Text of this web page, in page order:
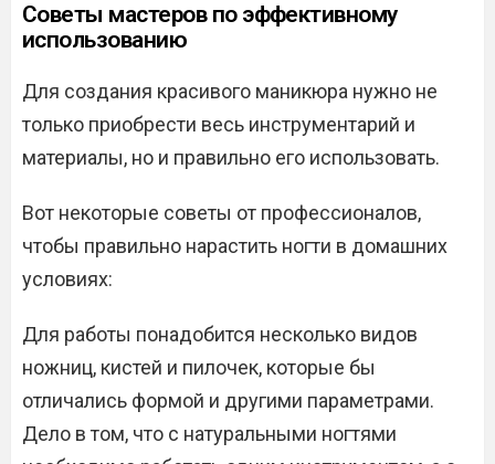
Советы мастеров по эффективному
использованию
Для создания красивого маникюра нужно не
только приобрести весь инструментарий и
материалы, но и правильно его использовать.
Вот некоторые советы от профессионалов,
чтобы правильно нарастить ногти в домашних
условиях:
Для работы понадобится несколько видов
ножниц, кистей и пилочек, которые бы
отличались формой и другими параметрами.
Дело в том, что с натуральными ногтями